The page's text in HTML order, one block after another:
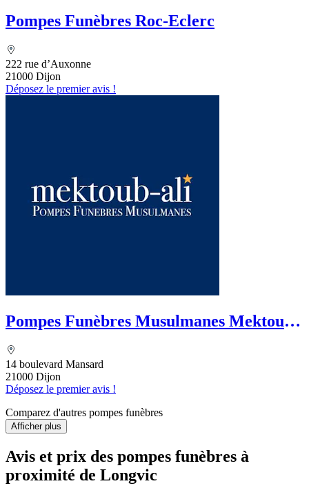
Pompes Funèbres Roc-Eclerc
222 rue d’Auxonne
21000 Dijon
Déposez le premier avis !
Pompes Funèbres Musulmanes Mektoub-
14 boulevard Mansard
21000 Dijon
Déposez le premier avis !
Comparez d'autres pompes funèbres
Afficher plus
Avis et prix des pompes funèbres à
proximité de Longvic